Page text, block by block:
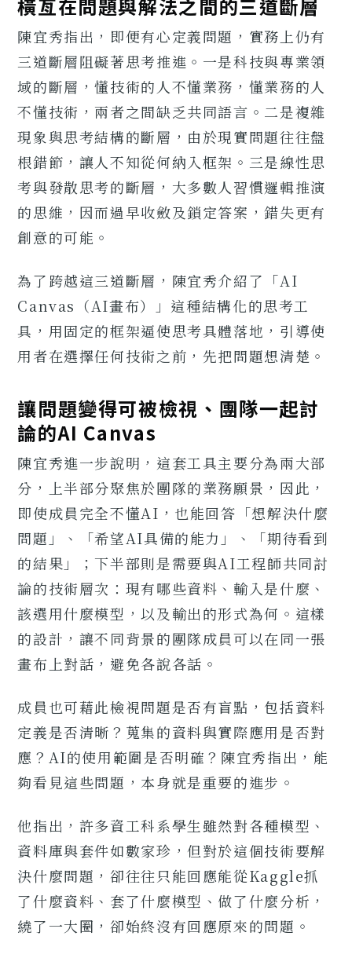
橫亙在問題與解法之間的三道斷層
陳宜秀指出，即便有心定義問題，實務上仍有
三道斷層阻礙著思考推進。一是科技與專業領
域的斷層，懂技術的人不懂業務，懂業務的人
不懂技術，兩者之間缺乏共同語言。二是複雜
現象與思考結構的斷層，由於現實問題往往盤
根錯節，讓人不知從何納入框架。三是線性思
考與發散思考的斷層，大多數人習慣邏輯推演
的思維，因而過早收斂及鎖定答案，錯失更有
創意的可能。
為了跨越這三道斷層，陳宜秀介紹了「AI
Canvas（AI畫布）」這種結構化的思考工
具，用固定的框架逼使思考具體落地，引導使
用者在選擇任何技術之前，先把問題想清楚。
讓問題變得可被檢視、團隊一起討
論的AI Canvas
陳宜秀進一步說明，這套工具主要分為兩大部
分，上半部分聚焦於團隊的業務願景，因此，
即使成員完全不懂AI，也能回答「想解決什麼
問題」、「希望AI具備的能力」、「期待看到
的結果」；下半部則是需要與AI工程師共同討
論的技術層次：現有哪些資料、輸入是什麼、
該選用什麼模型，以及輸出的形式為何。這樣
的設計，讓不同背景的團隊成員可以在同一張
畫布上對話，避免各說各話。
成員也可藉此檢視問題是否有盲點，包括資料
定義是否清晰？蒐集的資料與實際應用是否對
應？AI的使用範圍是否明確？陳宜秀指出，能
夠看見這些問題，本身就是重要的進步。
他指出，許多資工科系學生雖然對各種模型、
資料庫與套件如數家珍，但對於這個技術要解
決什麼問題，卻往往只能回應能從Kaggle抓
了什麼資料、套了什麼模型、做了什麼分析，
繞了一大圈，卻始終沒有回應原來的問題。